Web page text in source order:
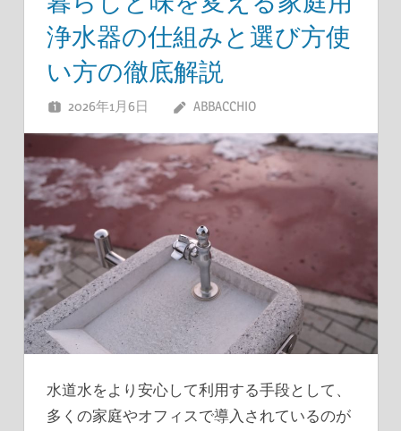
浄水器の仕組みと選び方使
い方の徹底解説
2026年1月6日 ABBACCHIO
水道水をより安心して利用する手段として、
多くの家庭やオフィスで導入されているのが